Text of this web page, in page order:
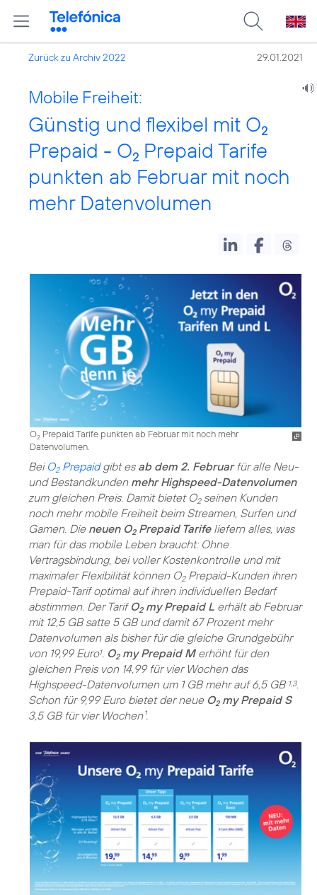
Zurück zu Archiv 2022 29.01.2021
Mobile Freiheit:
Günstig und flexibel mit O2
Prepaid - O2 Prepaid Tarife
punkten ab Februar mit noch
mehr Datenvolumen
O2 Prepaid Tarife punkten ab Februar mit noch mehr
Datenvolumen.
Bei O2Prepaidgibt es ab dem 2. Februarfür alle Neu-
und Bestandkunden mehr Highspeed-Datenvolumen
zum gleichen Preis. Damit bietet O2seinen Kunden
noch mehr mobile Freiheit beim Streamen, Surfen und
Gamen. Die neuen O2Prepaid Tarifeliefern alles, was
man für das mobile Leben braucht: Ohne
Vertragsbindung, bei voller Kostenkontrolle und mit
maximaler Flexibilität können O2Prepaid-Kunden ihren
Prepaid-Tarif optimal auf ihren individuellen Bedarf
abstimmen. Der Tarif O2my Prepaid L erhält ab Februar
mit 12,5 GB satte 5 GB und damit 67 Prozent mehr
Datenvolumen als bisher für die gleiche Grundgebühr
von 19,99 Euro1. O2my Prepaid Merhöht für den
gleichen Preis von 14,99 für vier Wochen das
Highspeed-Datenvolumen um 1 GB mehr auf 6,5 GB 1,3.
Schon für 9,99 Euro bietet der neue O2my Prepaid S
3,5 GB für vier Wochen¹.